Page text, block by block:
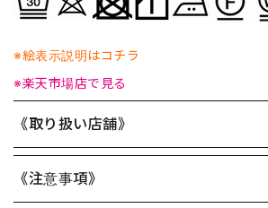
※絵表示説明はコチラ
※楽天市場店で見る
《取り扱い店舗》
《注意事項》